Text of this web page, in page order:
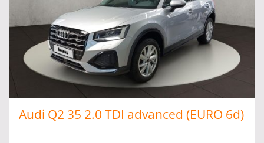
Audi Q2 35 2.0 TDI advanced (EURO 6d)